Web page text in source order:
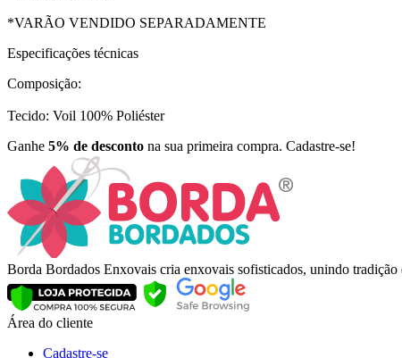
*VARÃO VENDIDO SEPARADAMENTE
Especificações técnicas
Composição:
Tecido: Voil 100% Poliéster
Ganhe 5% de desconto na sua primeira compra. Cadastre-se!
Borda Bordados Enxovais cria enxovais sofisticados, unindo
Área do cliente
Cadastre-se